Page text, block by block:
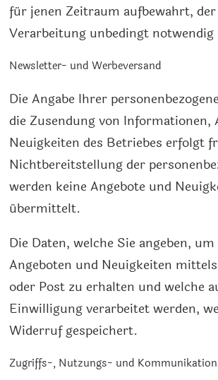
für jenen Zeitraum aufbewahrt,
Verarbeitung unbedingt
Newsletter- und Werbeversand
Die Angabe Ihrer
die Zusendung von Informationen,
Neuigkeiten des Betriebes erfolgt
Nichtbereitstellung der
werden keine Angebote und
übermittelt.
Die Daten, welche Sie angeben,
Angeboten und Neuigkeiten
oder Post zu erhalten und welche
Einwilligung verarbeitet werden,
Widerruf gespeichert.
Zugriffs-, Nutzungs- und